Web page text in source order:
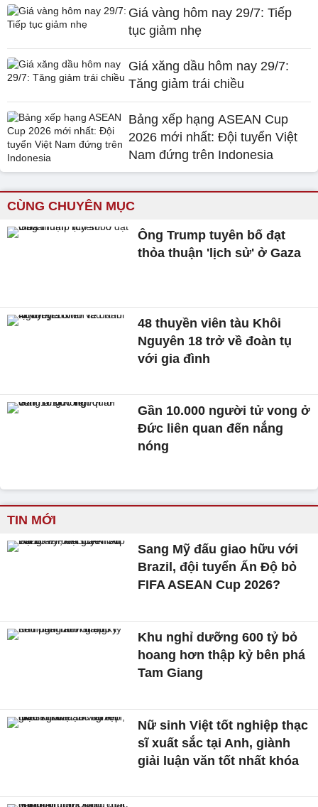
Giá vàng hôm nay 29/7: Tiếp
tục giảm nhẹ
Giá xăng dầu hôm nay 29/7:
Tăng giảm trái chiều
Bảng xếp hạng ASEAN Cup
2026 mới nhất: Đội tuyển Việt
Nam đứng trên Indonesia
CÙNG CHUYÊN MỤC
Ông Trump tuyên bố đạt
thỏa thuận 'lịch sử' ở Gaza
48 thuyền viên tàu Khôi
Nguyên 18 trở về đoàn tụ
với gia đình
Gần 10.000 người tử vong ở
Đức liên quan đến nắng
nóng
TIN MỚI
Sang Mỹ đấu giao hữu với
Brazil, đội tuyển Ấn Độ bỏ
FIFA ASEAN Cup 2026?
Khu nghỉ dưỡng 600 tỷ bỏ
hoang hơn thập kỷ bên phá
Tam Giang
Nữ sinh Việt tốt nghiệp thạc
sĩ xuất sắc tại Anh, giành
giải luận văn tốt nhất khóa